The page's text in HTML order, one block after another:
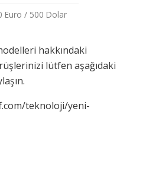
Euro / 500 Dolar
hakkındaki
lütfen aşağıdaki
teknoloji/yeni-